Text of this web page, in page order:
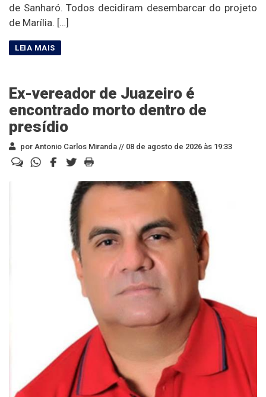
de Sanharó. Todos decidiram desembarcar do projeto
de Marília. […]
Ex-vereador de Juazeiro é
encontrado morto dentro de
presídio
por Antonio Carlos Miranda // 08 de agosto de 2026 às 19:33